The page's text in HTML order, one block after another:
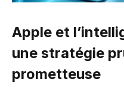
Apple et
une stratégie
prometteuse